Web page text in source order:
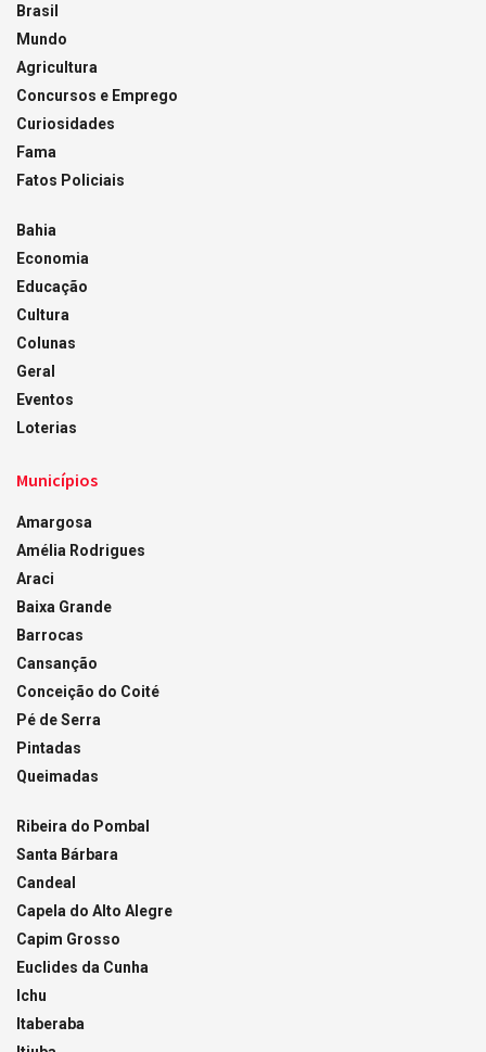
Brasil
Mundo
Agricultura
Concursos e Emprego
Curiosidades
Fama
Fatos Policiais
Bahia
Economia
Educação
Cultura
Colunas
Geral
Eventos
Loterias
Municípios
Amargosa
Amélia Rodrigues
Araci
Baixa Grande
Barrocas
Cansanção
Conceição do Coité
Pé de Serra
Pintadas
Queimadas
Ribeira do Pombal
Santa Bárbara
Candeal
Capela do Alto Alegre
Capim Grosso
Euclides da Cunha
Ichu
Itaberaba